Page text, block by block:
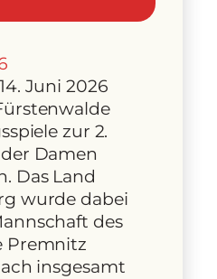
Juni 2026
zur 2.
Damen
Das Land
wurde dabei
des
Premnitz
insgesamt